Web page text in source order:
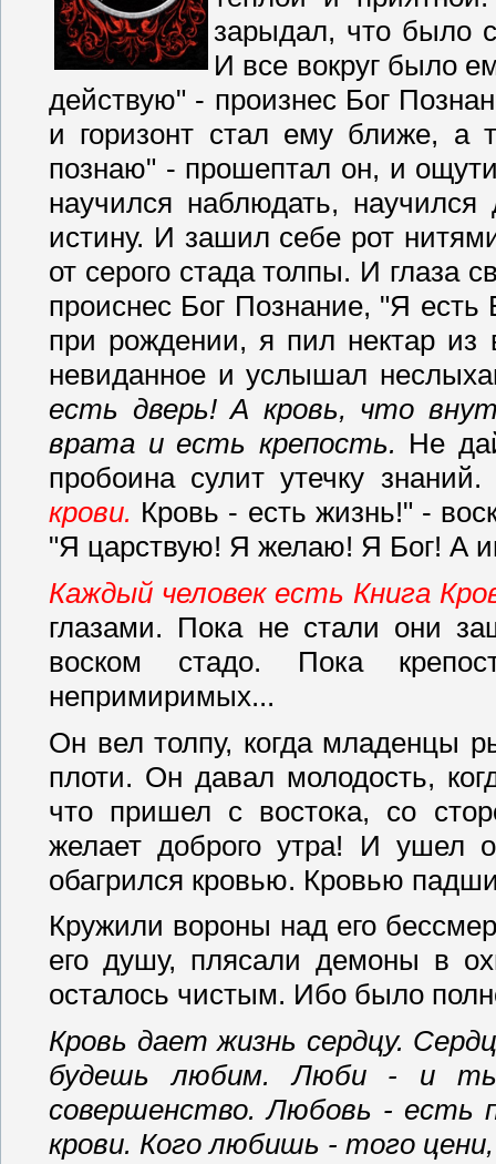
зарыдал, что было
И все вокруг было
действую" - произнес Бог
и горизонт стал ему ближе, а
познаю" - прошептал он, и
научился наблюдать,
истину. И зашил себе рот
от серого стада толпы. И глаза
происнес Бог Познание, "Я есть
при рождении, я пил нектар из
невиданное и услышал
есть дверь! А кровь, что
врата и есть крепость. Не
пробоина сулит утечку
крови. Кровь - есть жизнь!" -
"Я царствую! Я желаю! Я Бог! А
Каждый человек есть Книга
глазами. Пока не стали они
воском стадо. Пока
непримиримых...
Он вел толпу, когда младенцы
плоти. Он давал молодость,
что пришел с востока, со
желает доброго утра! И ушел
обагрился кровью. Кровью
Кружили вороны над его
его душу, плясали демоны в
осталось чистым. Ибо было
Кровь дает жизнь сердцу.
будешь любим. Люби - и
совершенство. Любовь - есть
крови. Кого любишь - того